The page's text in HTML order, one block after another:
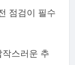
점검이 필수
스러운 추